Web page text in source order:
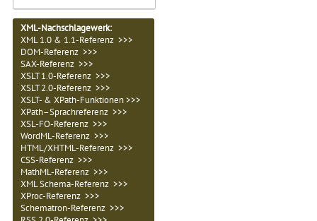
XML-Nachschlagewerk:
XML 1.0 & 1.1-Referenz >>>
DOM-Referenz >>>
SAX-Referenz >>>
XSLT 1.0-Referenz >>>
XSLT 2.0-Referenz >>>
XSLT- & XPath-Funktionen >>>
XPath–Sprachreferenz >>>
XSL-FO-Referenz >>>
WordML-Referenz >>>
HTML/XHTML-Referenz >>>
CSS-Referenz >>>
MathML-Referenz >>>
XML Schema-Referenz >>>
XProc-Referenz >>>
Schematron-Referenz >>>